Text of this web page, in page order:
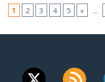
1
2 3 4 5 » ...